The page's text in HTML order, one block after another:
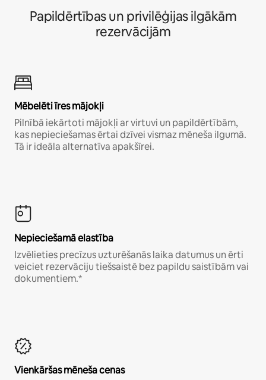
Papildērtības un privilēģijas ilgākām
rezervācijām
Mēbelēti īres mājokļi
Pilnībā iekārtoti mājokļi ar virtuvi un papildērtībām,
kas nepieciešamas ērtai dzīvei vismaz mēneša ilgumā.
Tā ir ideāla alternatīva apakšīrei.
Nepieciešamā elastība
Izvēlieties precīzus uzturēšanās laika datumus un ērti
veiciet rezervāciju tiešsaistē bez papildu saistībām vai
dokumentiem.*
Vienkāršas mēneša cenas